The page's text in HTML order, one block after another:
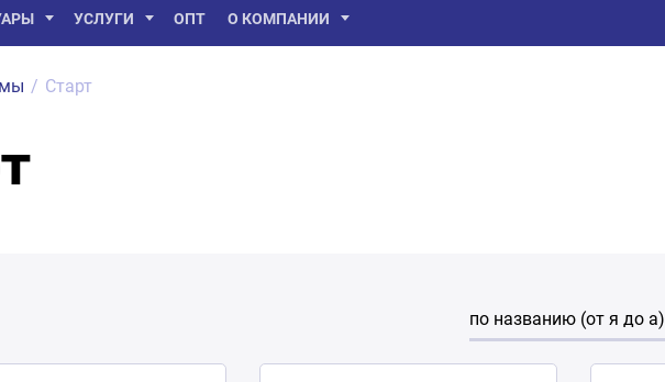
УСЛУГИ ОПТ О КОМПАНИИ
/ Старт
по названию (от я до а)